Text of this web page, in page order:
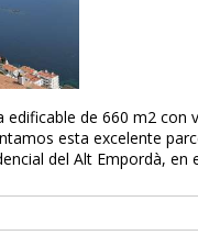
edificable de 660 m2
esta excelente
del Alt Empordà, en